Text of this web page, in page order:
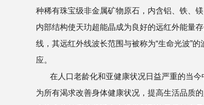
种稀有珠宝级非金属矿物原石，内含铝、铁、
内部结构使天玏超能晶成为良好的远红外能量
线，其远红外线波长范围与被称为“生命光波”
应。
在人口老龄化和亚健康状况日益严重的当今
为所有渴求改善身体健康状况，提高生活品质